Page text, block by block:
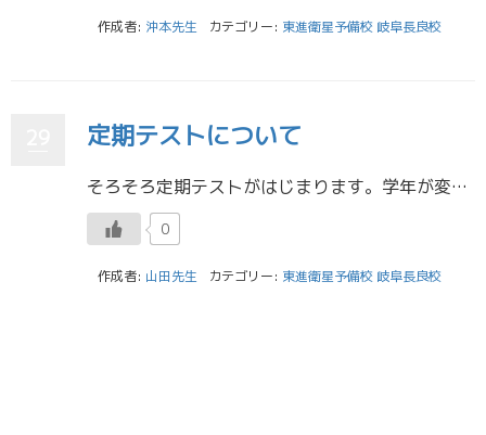
作成者: 沖本先生 カテゴリー: 東進衛星予備校 岐阜長良校
定期テストについて
そろそろ定期テストがはじまります。学年が変わって最初の定期テストです。このテストが今年一年の基準になります。定期テストではどの教科にも真剣に取り組んで欲しいです。今回のテスト範囲が苦手分野にならないように、得意分野にする […]
0
作成者: 山田先生 カテゴリー: 東進衛星予備校 岐阜長良校